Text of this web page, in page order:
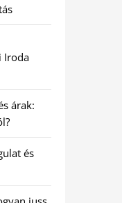
Iroda
árak:
és